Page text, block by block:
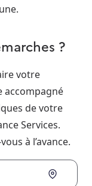
?
votre
accompagné
de votre
Services.
à l’avance.